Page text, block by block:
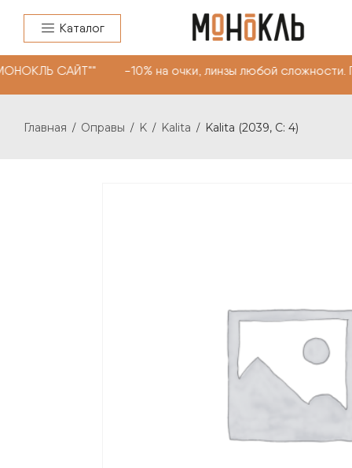
Каталог
САЙТ"" -10% на очки, линзы любой
Главная / Оправы / K / Kalita / Kalita (2039, С: 4)